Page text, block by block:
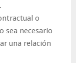
o
sea necesario
una relación